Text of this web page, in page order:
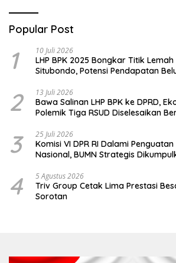
Popular Post
1 10 Juli 2026
LHP BPK 2025 Bongkar Titik
Situbondo, Potensi Pendapatan
2 13 Juli 2026
Bawa Salinan LHP BPK ke DPRD,
Polemik Tiga RSUD Diselesaikan
3 25 Juli 2026
Komisi VI DPR RI Dalami
Nasional, BUMN Strategis
4 5 Agustus 2026
Triv Group Cetak Lima Prestasi
Sorotan